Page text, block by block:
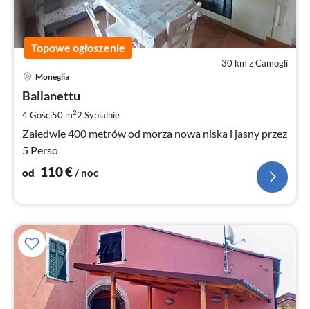
Topowe ogłoszenie
30 km z Camogli
Moneglia
Ballanettu
4 Gości50 m22 Sypialnie
Zaledwie 400 metrów od morza nowa niska i jasny przez
5 Perso
od 110€/ noc